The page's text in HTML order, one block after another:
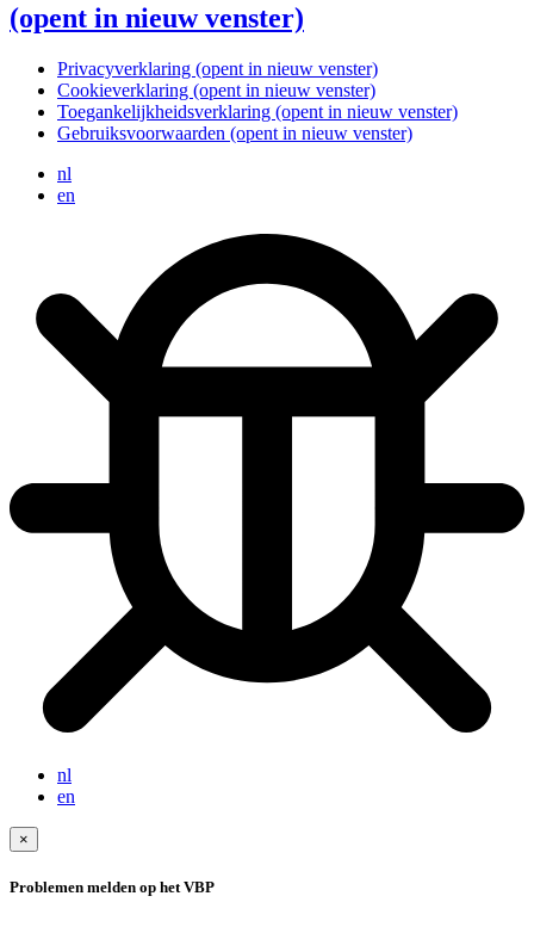
(opent in nieuw venster)
Privacyverklaring (opent in nieuw venster)
Cookieverklaring (opent in nieuw venster)
Toegankelijkheidsverklaring (opent in nieuw venster)
Gebruiksvoorwaarden (opent in nieuw venster)
nl
en
nl
en
×
Problemen melden op het VBP